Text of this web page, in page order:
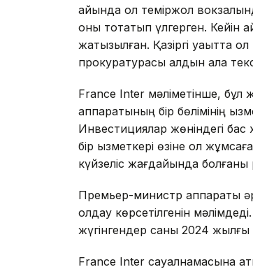
айында ол теміржол
оны тоқтатып үлгерген. Кейін
жатқызылған. Қазіргі уақытта
прокуратурасы алдын ала
France Inter мәліметінше,
аппаратының бір бөлімінің
Инвестициялар жөніндегі
бір қызметкері өзіне қол
күйзеліс жағдайында болғаны
Премьер-министр аппараты
қолдау көрсетілгенін
жүгінгендер саны 2024
France Inter сауалнамасына